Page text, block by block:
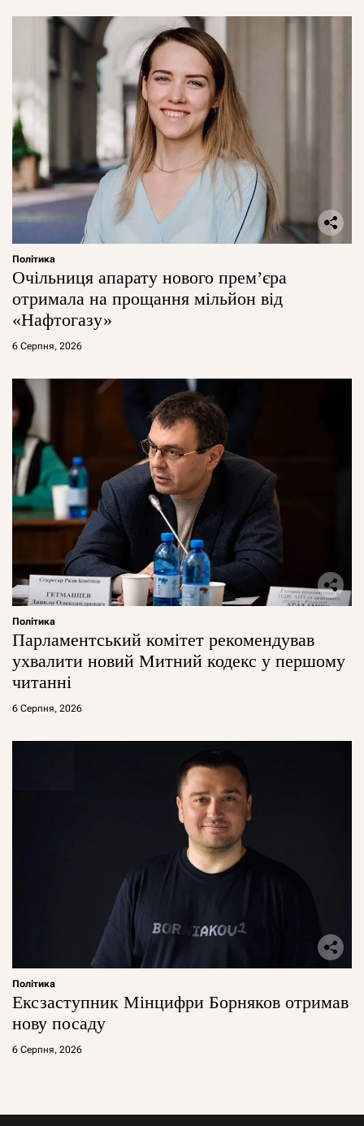
Політика
Очільниця апарату нового прем’єра
отримала на прощання мільйон від
«Нафтогазу»
6 Серпня, 2026
Політика
Парламентський комітет рекомендував
ухвалити новий Митний кодекс у першому
читанні
6 Серпня, 2026
Політика
Ексзаступник Мінцифри Борняков отримав
нову посаду
6 Серпня, 2026